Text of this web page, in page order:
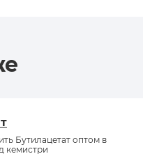
Бутилацетат оптом в
кемистри